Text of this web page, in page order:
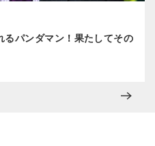
パンダマン！果たしてその